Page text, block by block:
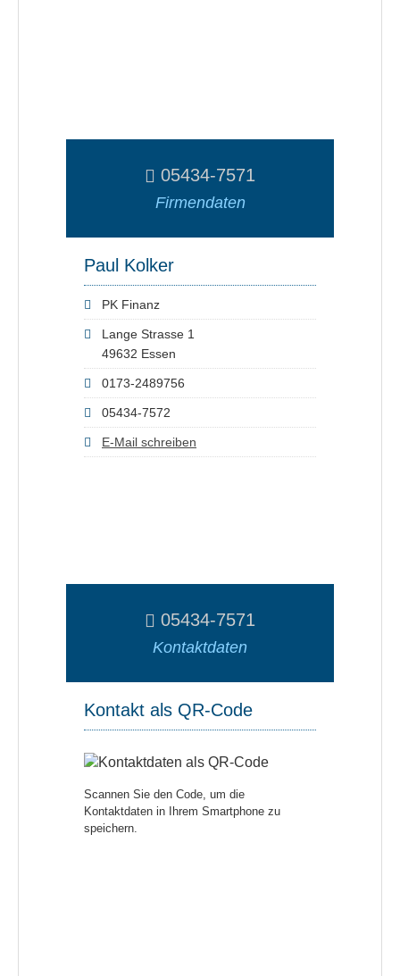
05434-7571
Firmendaten
Paul Kolker
PK Finanz
Lange Strasse 1
49632 Essen
0173-2489756
05434-7572
E-Mail schreiben
05434-7571
Kontaktdaten
Kontakt als QR-Code
Scannen Sie den Code, um die
Kontaktdaten in Ihrem Smartphone zu
speichern.